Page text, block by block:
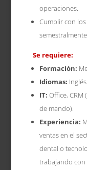
operaciones.
Cumplir con
Se requiere:
Formación:
Idiomas:
IT: Office,
de mando).
Experiencia:
ventas en el
dental o
trabajando con